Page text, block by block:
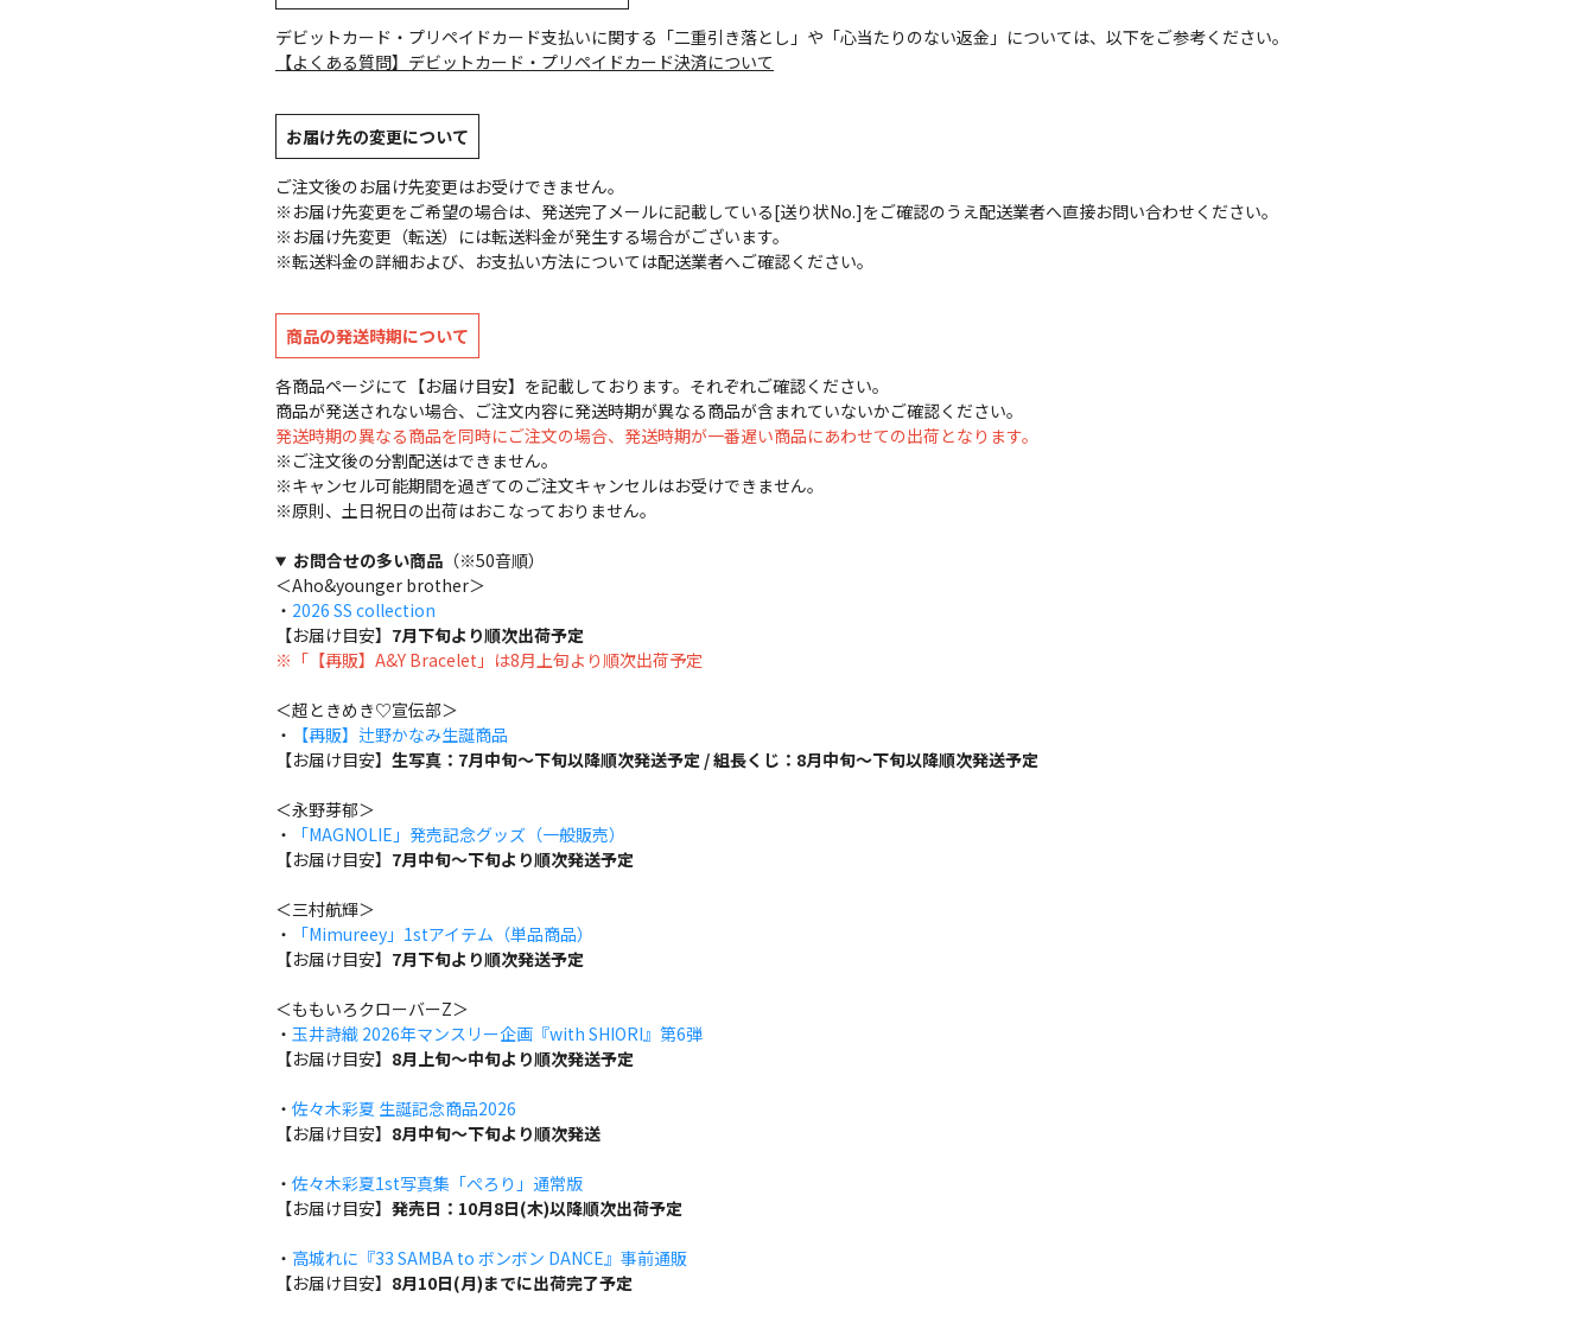
デビットカード・プリペイドカード支払いに関する「二重引き落とし」や「心当たりのない返金」については、以下をご参考ください。
【よくある質問】デビットカード・プリペイドカード決済について
お届け先の変更について
ご注文後のお届け先変更はお受けできません。
※お届け先変更をご希望の場合は、発送完了メールに記載している[送り状No.]をご確認のうえ配送業者へ直接お問い合わせください。
※お届け先変更（転送）には転送料金が発生する場合がございます。
※転送料金の詳細および、お支払い方法については配送業者へご確認ください。
商品の発送時期について
各商品ページにて【お届け目安】を記載しております。それぞれご確認ください。
商品が発送されない場合、ご注文内容に発送時期が異なる商品が含まれていないかご確認ください。
発送時期の異なる商品を同時にご注文の場合、発送時期が一番遅い商品にあわせての出荷となります。
※ご注文後の分割配送はできません。
※キャンセル可能期間を過ぎてのご注文キャンセルはお受けできません。
※原則、土日祝日の出荷はおこなっておりません。
お問合せの多い商品（※50音順）
＜Aho&younger brother＞
・ 2026 SS collection
【お届け目安】 7月下旬より順次出荷予定
※「【再販】A&Y Bracelet」は8月上旬より順次出荷予定
＜超ときめき♡宣伝部＞
・
【再販】辻野かなみ生誕商品
【お届け目安】 生写真：7月中旬～下旬以降順次発送予定 / 組長くじ：8月中旬～下旬以降順次発送予定
＜永野芽郁＞
・
「MAGNOLIE」発売記念グッズ（一般販売）
【お届け目安】 7月中旬～下旬より順次発送予定
＜三村航輝＞
・
「Mimureey」1stアイテム（単品商品）
【お届け目安】 7月下旬より順次発送予定
＜ももいろクローバーZ＞
・ 玉井詩織 2026年マンスリー企画『with SHIORI』第6弾
【お届け目安】 8月上旬～中旬より順次発送予定
・ 佐々木彩夏 生誕記念商品2026
【お届け目安】 8月中旬～下旬より順次発送
・ 佐々木彩夏1st写真集「ぺろり」通常版
【お届け目安】 発売日：10月8日(木)以降順次出荷予定
・ 高城れに『33 SAMBA to ボンボン DANCE』事前通販
【お届け目安】 8月10日(月)までに出荷完了予定